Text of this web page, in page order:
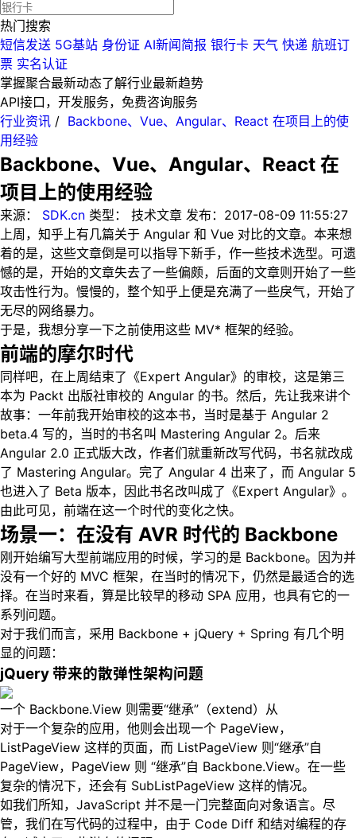
热门搜索
短信发送 5G基站 身份证 AI新闻简报 银行卡 天气 快递 航班订
票 实名认证
掌握聚合最新动态了解行业最新趋势
API接口，开发服务，免费咨询服务
行业资讯 / Backbone、Vue、Angular、React 在项目上的使
用经验
Backbone、Vue、Angular、React 在
项目上的使用经验
来源： SDK.cn 类型： 技术文章 发布： 2017-08-09 11:55:27
上周，知乎上有几篇关于 Angular 和 Vue 对比的文章。本来想
着的是，这些文章倒是可以指导下新手，作一些技术选型。可遗
憾的是，开始的文章失去了一些偏颇，后面的文章则开始了一些
攻击性行为。慢慢的，整个知乎上便是充满了一些戾气，开始了
无尽的网络暴力。
于是，我想分享一下之前使用这些 MV* 框架的经验。
前端的摩尔时代
同样吧，在上周结束了《Expert Angular》的审校，这是第三
本为 Packt 出版社审校的 Angular 的书。然后，先让我来讲个
故事：一年前我开始审校的这本书，当时是基于 Angular 2
beta.4 写的，当时的书名叫 Mastering Angular 2。后来
Angular 2.0 正式版大改，作者们就重新改写代码，书名就改成
了 Mastering Angular。完了 Angular 4 出来了，而 Angular 5
也进入了 Beta 版本，因此书名改叫成了《Expert Angular》。
由此可见，前端在这一个时代的变化之快。
场景一：在没有 AVR 时代的 Backbone
刚开始编写大型前端应用的时候，学习的是 Backbone。因为并
没有一个好的 MVC 框架，在当时的情况下，仍然是最适合的选
择。在当时来看，算是比较早的移动 SPA 应用，也具有它的一
系列问题。
对于我们而言，采用 Backbone + jQuery + Spring 有几个明
显的问题：
jQuery 带来的散弹性架构问题
一个 Backbone.View 则需要“继承”（extend）从
对于一个复杂的应用，他则会出现一个 PageView，
ListPageView 这样的页面，而 ListPageView 则“继承”自
PageView，PageView 则 “继承”自 Backbone.View。在一些
复杂的情况下，还会有 SubListPageView 这样的情况。
如我们所知，JavaScript 并不是一门完整面向对象语言。尽
管，我们在写代码的过程中，由于 Code Diff 和结对编程的存